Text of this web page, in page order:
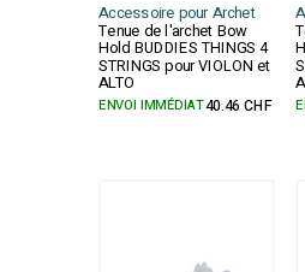
Accessoire pour Archet
Tenue de l'archet Bow
Hold BUDDIES THINGS 4
STRINGS pour VIOLON et
ALTO
ENVOI IMMÉDIAT40.46 CHF